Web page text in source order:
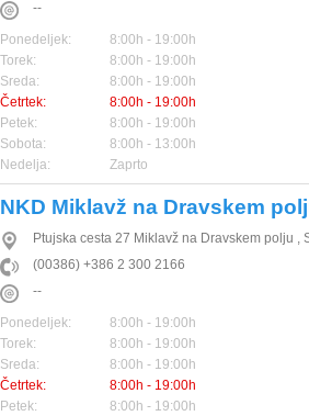
--
Ponedeljek:
8:00h - 19:00h
Torek:
8:00h - 19:00h
Sreda:
8:00h - 19:00h
Četrtek:
8:00h - 19:00h
Petek:
8:00h - 19:00h
Sobota:
8:00h - 13:00h
Nedelja:
Zaprto
NKD Miklavž na Dravskem
Ptujska cesta 27 Miklavž na Dravskem polju ,
(00386) +386 2 300 2166
--
Ponedeljek:
8:00h - 19:00h
Torek:
8:00h - 19:00h
Sreda:
8:00h - 19:00h
Četrtek:
8:00h - 19:00h
Petek:
8:00h - 19:00h